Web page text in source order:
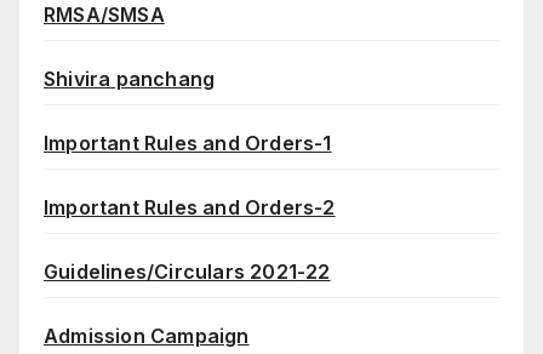
RMSA/SMSA
Shivira panchang
Important Rules and Orders-1
Important Rules and Orders-2
Guidelines/Circulars 2021-22
Admission Campaign